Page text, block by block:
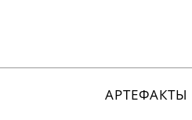
АРТЕФАКТЫ